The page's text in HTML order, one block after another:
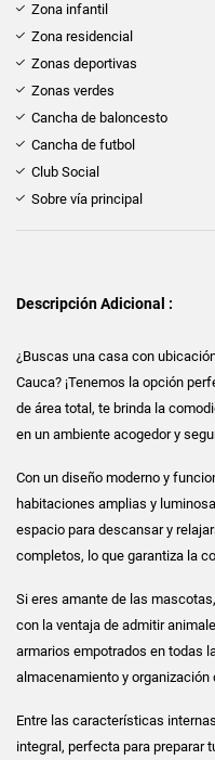
Zona infantil
Zona residencial
Zonas deportivas
Zonas verdes
Cancha de baloncesto
Cancha de futbol
Club Social
Sobre vía principal
Descripción Adicional :
¿Buscas una casa con
Cauca? ¡Tenemos la opción
de área total, te brinda la
en un ambiente acogedor y
Con un diseño moderno y
habitaciones amplias y
espacio para descansar y
completos, lo que garantiza la
Si eres amante de las
con la ventaja de admitir
armarios empotrados en todas
almacenamiento y organización
Entre las características
integral, perfecta para preparar